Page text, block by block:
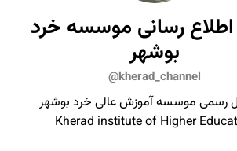
اطلاع رسانی موسسه خرد
بوشهر
@kherad_channel
رسمی موسسه آموزش عالی خرد بوشهر
Kherad institute of Higher